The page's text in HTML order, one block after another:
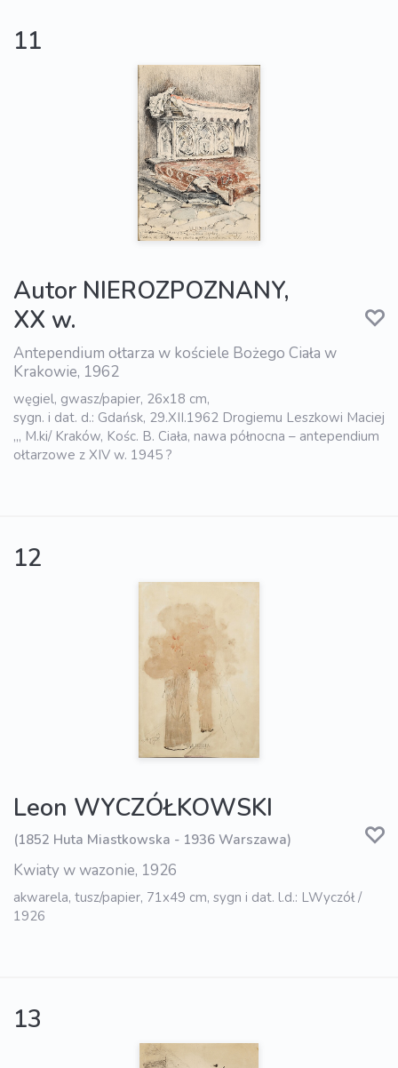
11
Autor NIEROZPOZNANY,
XX w.
Antependium ołtarza w kościele Bożego Ciała w
Krakowie, 1962
węgiel, gwasz/papier, 26x18 cm,
sygn. i dat. d.: Gdańsk, 29.XII.1962 Drogiemu Leszkowi Maciej
,,, M.ki/ Kraków, Kośc. B. Ciała, nawa północna – antependium
ołtarzowe z XIV w. 1945 ?
12
Leon WYCZÓŁKOWSKI
(1852 Huta Miastkowska - 1936 Warszawa)
Kwiaty w wazonie, 1926
akwarela, tusz/papier, 71x49 cm, sygn i dat. l.d.: LWyczół /
1926
13